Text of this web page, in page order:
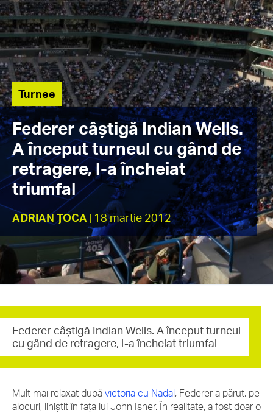
Turnee
Federer câştigă Indian Wells.
A început turneul cu gând de
retragere, l-a încheiat
triumfal
ADRIAN ȚOCA | 18 martie 2012
Federer câştigă Indian Wells. A început turneul
cu gând de retragere, l-a încheiat triumfal
Mult mai relaxat după victoria cu Nadal, Federer a părut, pe
alocuri, liniştit în faţa lui John Isner. În realitate, a fost doar o